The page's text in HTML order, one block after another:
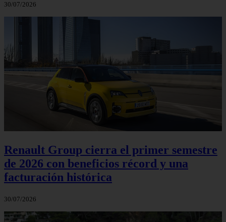
30/07/2026
Renault Group cierra el primer semestre
de 2026 con beneficios récord y una
facturación histórica
30/07/2026